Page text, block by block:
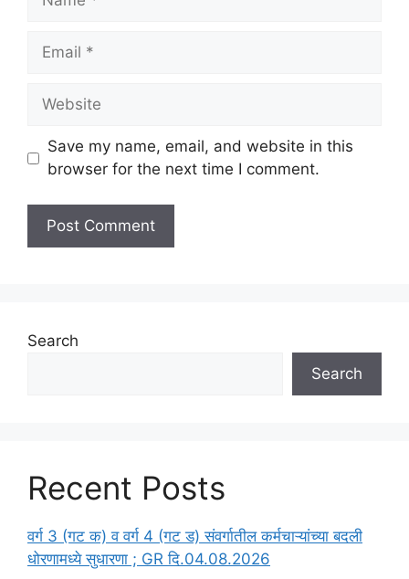
Email
Website
Save my name, email, and website in this
browser for the next time I comment.
Search
Search
Recent Posts
वर्ग 3 (गट क) व वर्ग 4 (गट ड) संवर्गातील कर्मचाऱ्यांच्या बदली
धोरणामध्ये सुधारणा ; GR दि.04.08.2026